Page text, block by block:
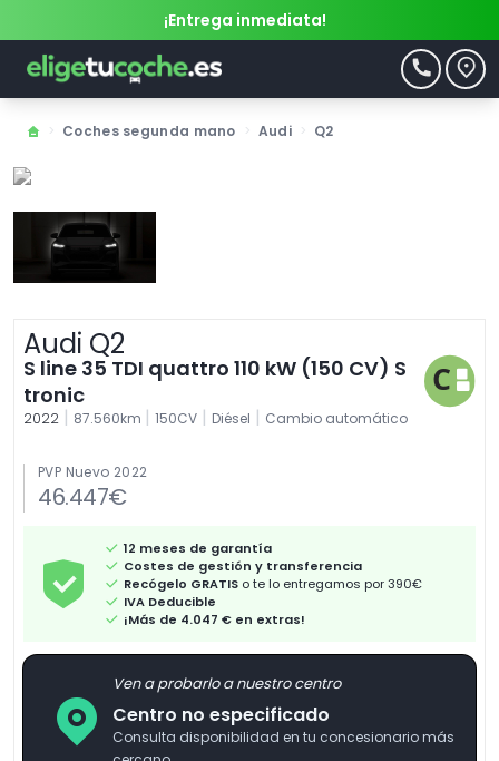
¡Entrega inmediata!
Coches segunda mano Audi Q2
Audi Q2
S line 35 TDI quattro 110 kW (150 CV) S
tronic
2022 | 87.560km | 150CV | Diésel | Cambio automático
PVP Nuevo 2022
46.447€
12 meses de garantía
Costes de gestión y transferencia
Recógelo GRATIS o te lo entregamos por 390€
IVA Deducible
¡Más de 4.047 € en extras!
Ven a probarlo a nuestro centro
Centro no especificado
Consulta disponibilidad en tu concesionario más